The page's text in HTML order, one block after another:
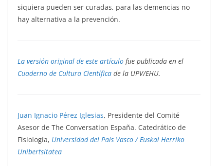
siquiera pueden ser curadas, para las demencias no
hay alternativa a la prevención.
La versión original de este artículo fue publicada en el
Cuaderno de Cultura Científica de la UPV/EHU.
Juan Ignacio Pérez Iglesias, Presidente del Comité
Asesor de The Conversation España. Catedrático de
Fisiología, Universidad del País Vasco / Euskal Herriko
Unibertsitatea